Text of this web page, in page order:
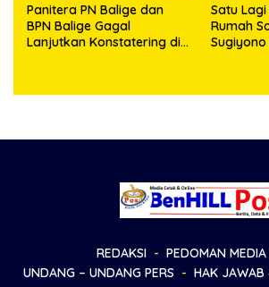
Panitera PN Balige dan
BPN Balige Gagal
Lanjutkan Konstatering di
Satu
Rumah
REDAKSI
PEDOMAN MEDIA
UNDANG – UNDANG PERS
HAK JAWAB